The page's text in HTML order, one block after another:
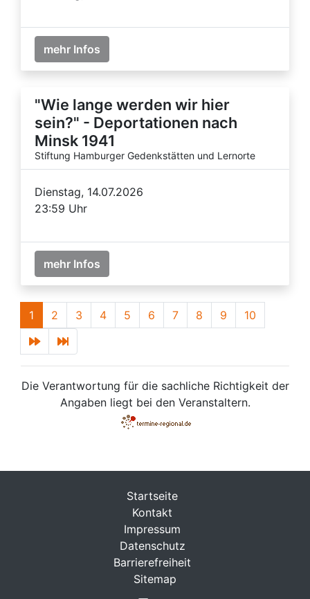
mehr Infos
"Wie lange werden wir hier
sein?" - Deportationen nach
Minsk 1941
Stiftung Hamburger Gedenkstätten und Lernorte
Dienstag, 14.07.2026
23:59 Uhr
mehr Infos
1 2 3 4 5 6 7 8 9 10
Die Verantwortung für die sachliche Richtigkeit der
Angaben liegt bei den Veranstaltern.
Startseite
Kontakt
Impressum
Datenschutz
Barrierefreiheit
Sitemap